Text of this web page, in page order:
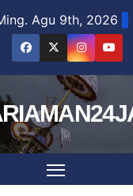
Agu 9th, 2026